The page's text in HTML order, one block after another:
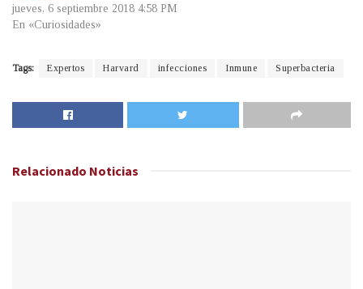
jueves, 6 septiembre 2018 4:58 PM
En «Curiosidades»
Tags: Expertos Harvard infecciones Inmune Superbacteria
Relacionado Noticias